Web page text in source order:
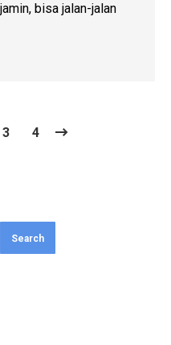
bisa jalan-jalan
3 4
Search